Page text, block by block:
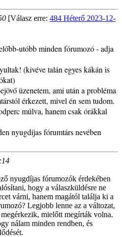
[Válasz erre: 484 Héterő 2023-12-
utóbb minden fórumozó - adja
(kivéve talán egyes kákán is
üzenetem, ami után a probléma
érkezett, mivel én sem tudom.
múlva, hanem csak órákkal
nyugdíjas fórumtárs nevében
nyugdíjas fórumozók érdekében
hogy a válaszküldésre ne
várni, hanem magától találja ki a
Legjobb lenne az a változat,
mielőtt megírták volna.
nálam minden rendben, és